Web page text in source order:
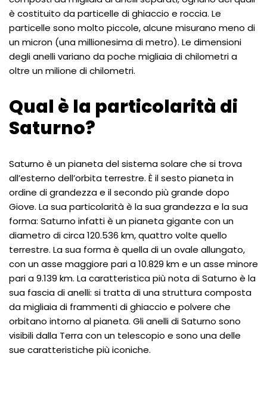
è costituito da particelle di ghiaccio e roccia. Le
particelle sono molto piccole, alcune misurano meno di
un micron (una millionesima di metro). Le dimensioni
degli anelli variano da poche migliaia di chilometri a
oltre un milione di chilometri.
Qual è la particolarità di
Saturno?
Saturno è un pianeta del sistema solare che si trova
all’esterno dell’orbita terrestre. È il sesto pianeta in
ordine di grandezza e il secondo più grande dopo
Giove. La sua particolarità è la sua grandezza e la sua
forma: Saturno infatti è un pianeta gigante con un
diametro di circa 120.536 km, quattro volte quello
terrestre. La sua forma è quella di un ovale allungato,
con un asse maggiore pari a 10.829 km e un asse minore
pari a 9.139 km. La caratteristica più nota di Saturno è la
sua fascia di anelli: si tratta di una struttura composta
da migliaia di frammenti di ghiaccio e polvere che
orbitano intorno al pianeta. Gli anelli di Saturno sono
visibili dalla Terra con un telescopio e sono una delle
sue caratteristiche più iconiche.